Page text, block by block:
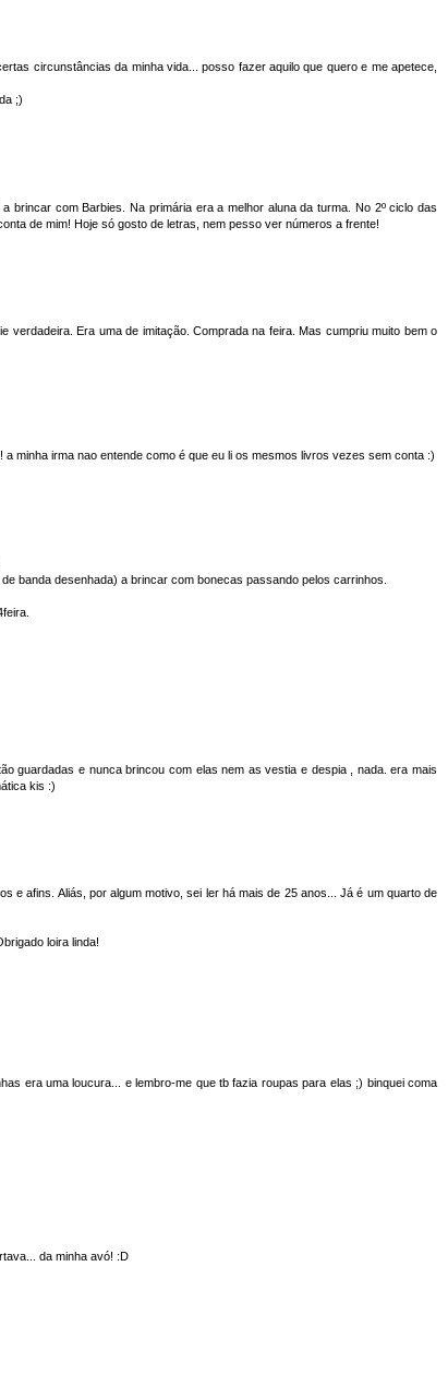
circunstâncias da minha vida... posso fazer aquilo que quero e me apetece,
;)
brincar com Barbies. Na primária era a melhor aluna da turma. No 2º ciclo das
de mim! Hoje só gosto de letras, nem pesso ver números a frente!
verdadeira. Era uma de imitação. Comprada na feira. Mas cumpriu muito bem o
minha irma nao entende como é que eu li os mesmos livros vezes sem conta :)
banda desenhada) a brincar com bonecas passando pelos carrinhos.
guardadas e nunca brincou com elas nem as vestia e despia , nada. era mais
kis :)
e afins. Aliás, por algum motivo, sei ler há mais de 25 anos... Já é um quarto de
loira linda!
era uma loucura... e lembro-me que tb fazia roupas para elas ;) binquei coma
da minha avó! :D